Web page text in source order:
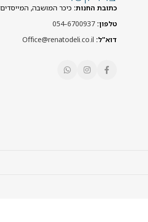
כתובת החנות: כיכר המושבה, המייסדים 130, יסוד המעלה
טלפון: 054-6700937
דוא"ל: Office@renatodeli.co.il